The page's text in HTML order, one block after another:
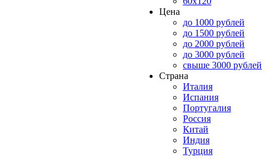
Цена
до 1000 рублей
до 1500 рублей
до 2000 рублей
до 3000 рублей
свыше 3000 рублей
Страна
Италия
Испания
Португалия
Россия
Китай
Индия
Турция